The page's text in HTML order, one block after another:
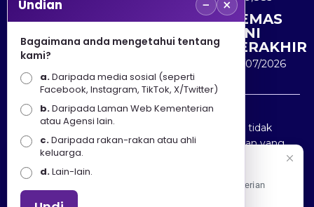
+603
8891
7100
KEMAS
KINI
TERAKHIR
30/07/2026
Penafian : Kerajaan Malaysia dan Kementerian
Pelancongan Seni dan Budaya (MOTAC) adalah tidak
bertanggungjawab atas kehilangan atau kerugian yang
disebabkan oleh penggunaan mana-mana maklumat
yang diperolehi dari portal ini.
Undian − ×
Bagaimana anda mengetahui tentang
kami?
a.Daripada media sosial (seperti
Facebook, Instagram, TikTok, X/Twitter)
b.Daripada Laman Web Kementerian
atau Agensi lain.
c.Daripada rakan-rakan atau ahli
keluarga.
d.Lain-lain.
Apa Khabar! Selamat datang ke Portal Rasmi Kementerian
Pelancongan, Seni dan Budaya